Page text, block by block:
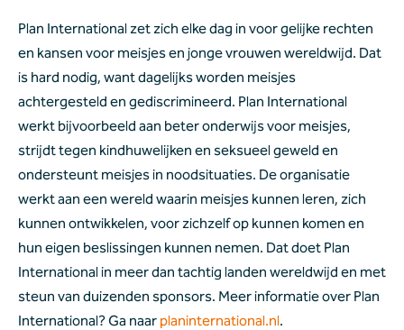
Plan International zet zich elke dag in voor gelijke rechten
en kansen voor meisjes en jonge vrouwen wereldwijd. Dat
is hard nodig, want dagelijks worden meisjes
achtergesteld en gediscrimineerd. Plan International
werkt bijvoorbeeld aan beter onderwijs voor meisjes,
strijdt tegen kindhuwelijken en seksueel geweld en
ondersteunt meisjes in noodsituaties. De organisatie
werkt aan een wereld waarin meisjes kunnen leren, zich
kunnen ontwikkelen, voor zichzelf op kunnen komen en
hun eigen beslissingen kunnen nemen. Dat doet Plan
International in meer dan tachtig landen wereldwijd en met
steun van duizenden sponsors. Meer informatie over Plan
International? Ga naar planinternational.nl.